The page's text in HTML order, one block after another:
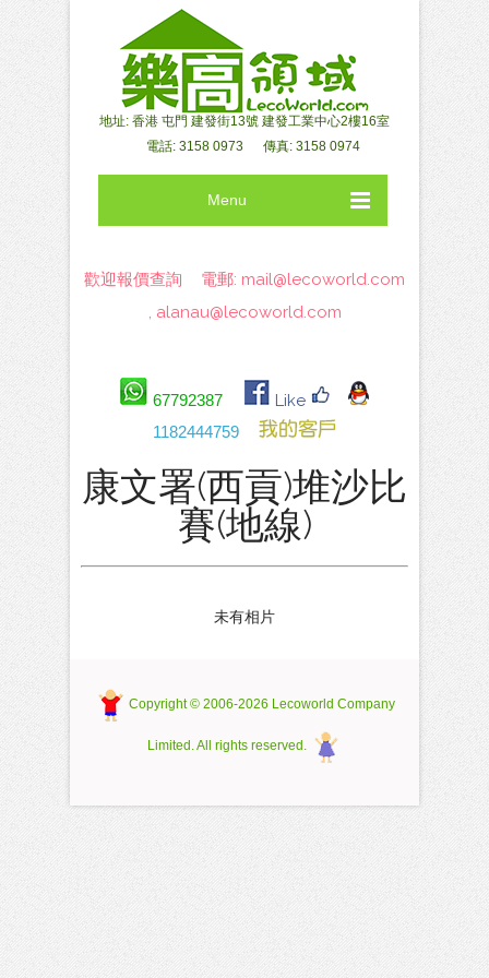
地址: 香港 屯門 建發街13號 建發工業中心2樓16室
電話: 3158 0973 傳真: 3158 0974
Menu
歡迎報價查詢 電郵: mail@lecoworld.com
, alanau@lecoworld.com
67792387 Like
1182444759
康文署(西貢)堆沙比
賽(地線)
未有相片
Copyright © 2006-2026 Lecoworld Company
Limited. All rights reserved.